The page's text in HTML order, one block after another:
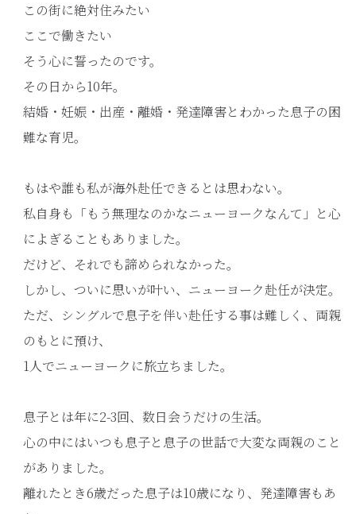
この街に絶対住みたい
ここで働きたい
そう心に誓ったのです。
その日から10年。
結婚・妊娠・出産・離婚・発達障害とわかった息子の困
難な育児。
もはや誰も私が海外赴任できるとは思わない。
私自身も「もう無理なのかなニューヨークなんて」と心
によぎることもありました。
だけど、それでも諦められなかった。
しかし、ついに思いが叶い、ニューヨーク赴任が決定。
ただ、シングルで息子を伴い赴任する事は難しく、両親
のもとに預け、
1人でニューヨークに旅立ちました。
息子とは年に2-3回、数日会うだけの生活。
心の中にはいつも息子と息子の世話で大変な両親のこと
がありました。
離れたとき6歳だった息子は10歳になり、発達障害もあ